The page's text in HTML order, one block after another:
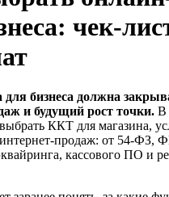
чек-
для бизнеса должна
и будущий рост точки. В
ККТ для магазина,
интернет-продаж: от 54-
кассового ПО и